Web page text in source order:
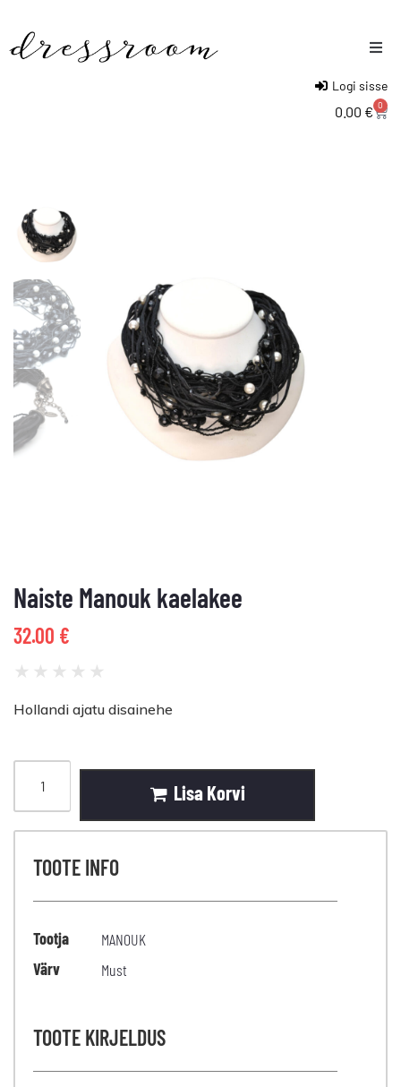
Logi sisse
0.00 € 0
Naiste Manouk kaelakee
32.00 €
★ ★ ★ ★ ★
Hollandi ajatu disainehe
Lisa Korvi
TOOTE INFO
Tootja
MANOUK
Värv
Must
TOOTE KIRJELDUS